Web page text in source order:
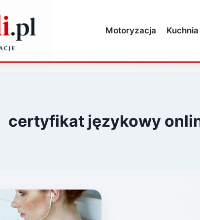
Motoryzacja Kuchnia
certyfikat językowy